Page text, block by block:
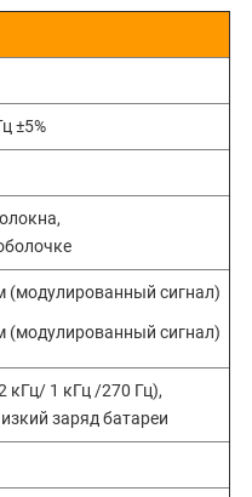
±5%
(модулированный сигнал)
(модулированный сигнал)
кГц/ 1 кГц /270 Гц),
заряд батареи